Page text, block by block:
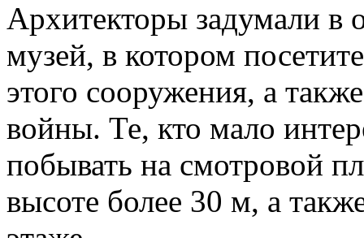
Архитекторы задумали в
музей, в котором
этого сооружения, а
войны. Те, кто мало
побывать на смотровой
высоте более 30 м, а